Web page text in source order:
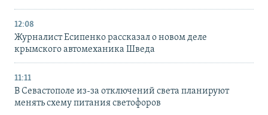
12:08
Журналист Есипенко рассказал о новом деле
крымского автомеханика Шведа
11:11
В Севастополе из-за отключений света планируют
менять схему питания светофоров